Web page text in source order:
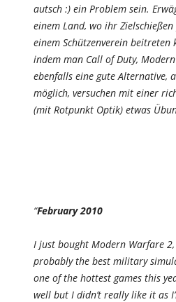
autsch :) ein Problem sein.
einem Land, wo ihr
einem Schützenverein beitreten
indem man Call of Duty,
ebenfalls eine gute Alternative,
möglich, versuchen mit einer
(mit Rotpunkt Optik) etwas
“February 2010
I just bought Modern Warfare
probably the best military
one of the hottest games this
well but I didn’t really like it as